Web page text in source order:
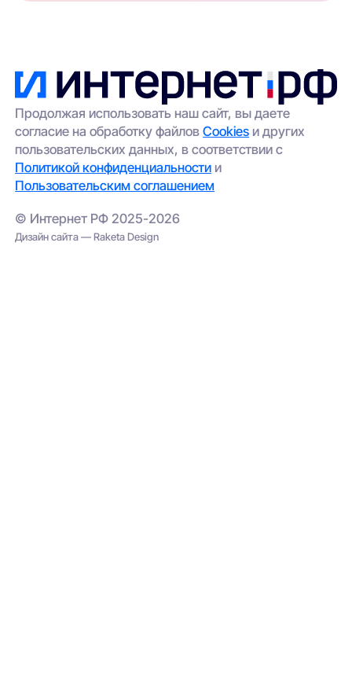
Продолжая использовать наш сайт, вы даете
согласие на обработку файловCookies и других
пользовательских данных, в соответствии с
Политикой конфиденциальности и
Пользовательским соглашением
© Интернет РФ 2025-2026
Дизайн сайта — Raketa Design